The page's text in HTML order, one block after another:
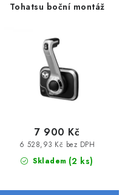
Tohatsu boční montáž
Skladem (2 ks)
6 528,93 Kč bez DPH
7 900 Kč